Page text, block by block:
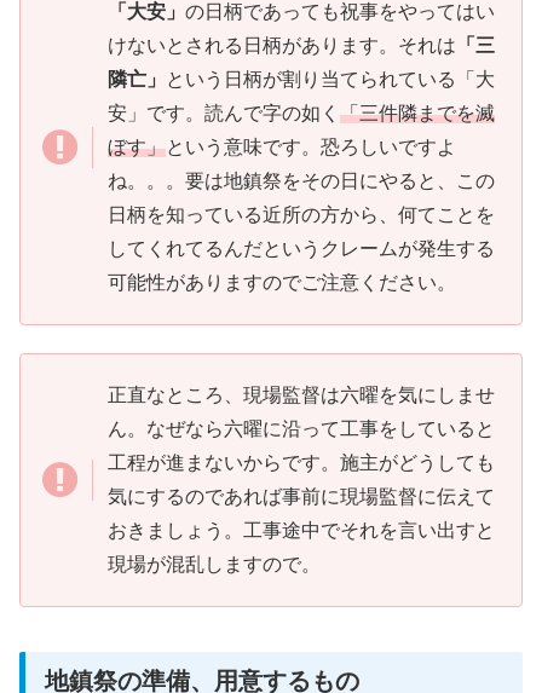
「大安」 の日柄であっても祝事をやってはい
けないとされる日柄があります。それは 「三
隣亡」
という日柄が割り当てられている「大
安」です。読んで字の如く 「三件隣までを滅
ぼす」という意味です。恐ろしいですよ
ね。。。要は地鎮祭をその日にやると、この
日柄を知っている近所の方から、何てことを
してくれてるんだというクレームが発生する
可能性がありますのでご注意ください。
正直なところ、現場監督は六曜を気にしませ
ん。なぜなら六曜に沿って工事をしていると
工程が進まないからです。施主がどうしても
気にするのであれば事前に現場監督に伝えて
おきましょう。工事途中でそれを言い出すと
現場が混乱しますので。
地鎮祭の準備、用意するもの